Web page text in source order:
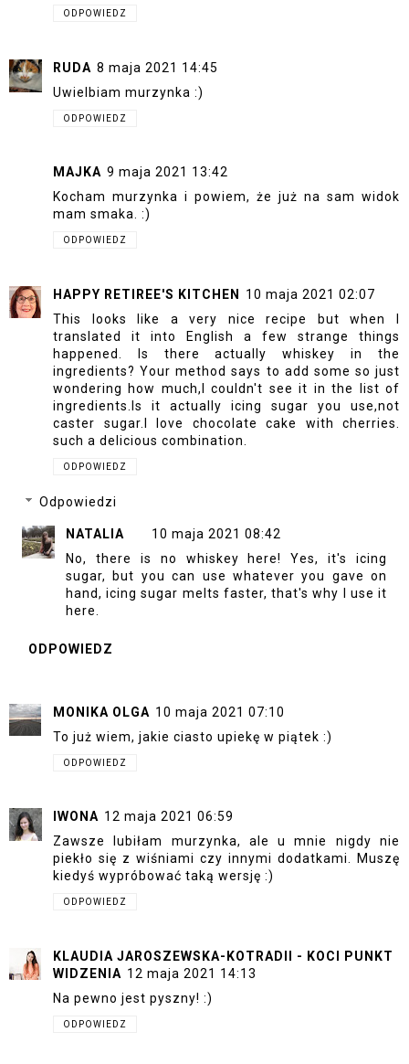
ODPOWIEDZ
RUDA 8 maja 2021 14:45
Uwielbiam murzynka :)
ODPOWIEDZ
MAJKA 9 maja 2021 13:42
Kocham murzynka i powiem, że już na sam widok
mam smaka. :)
ODPOWIEDZ
HAPPY RETIREE'S KITCHEN
10 maja 2021 02:07
This looks like a very nice recipe but when I
translated it into English a few strange things
happened. Is there actually whiskey in the
ingredients? Your method says to add some so just
wondering how much,I couldn't see it in the list of
ingredients.Is it actually icing sugar you use,not
caster sugar.I love chocolate cake with cherries.
such a delicious combination.
ODPOWIEDZ
Odpowiedzi
NATALIA
10 maja 2021 08:42
No, there is no whiskey here! Yes, it's icing
sugar, but you can use whatever you gave on
hand, icing sugar melts faster, that's why I use it
here.
ODPOWIEDZ
MONIKA OLGA 10 maja 2021 07:10
To już wiem, jakie ciasto upiekę w piątek :)
ODPOWIEDZ
IWONA 12 maja 2021 06:59
Zawsze lubiłam murzynka, ale u mnie nigdy nie
piekło się z wiśniami czy innymi dodatkami. Muszę
kiedyś wypróbować taką wersję :)
ODPOWIEDZ
KLAUDIA JAROSZEWSKA-KOTRADII - KOCI PUNKT
WIDZENIA 12 maja 2021 14:13
Na pewno jest pyszny! :)
ODPOWIEDZ